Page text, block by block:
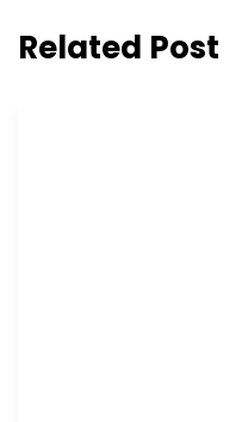
Related Post